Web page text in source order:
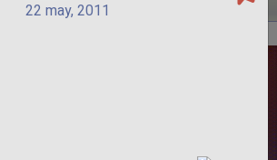
22 may, 2011